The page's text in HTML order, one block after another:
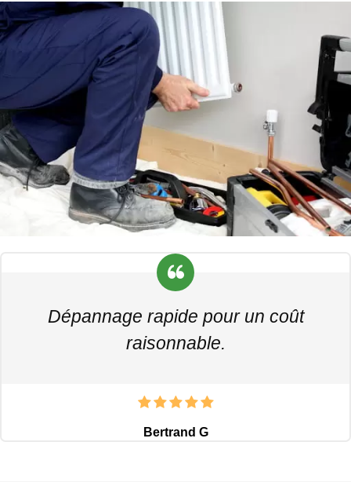
Dépannage rapide pour un coût
raisonnable.
Bertrand G